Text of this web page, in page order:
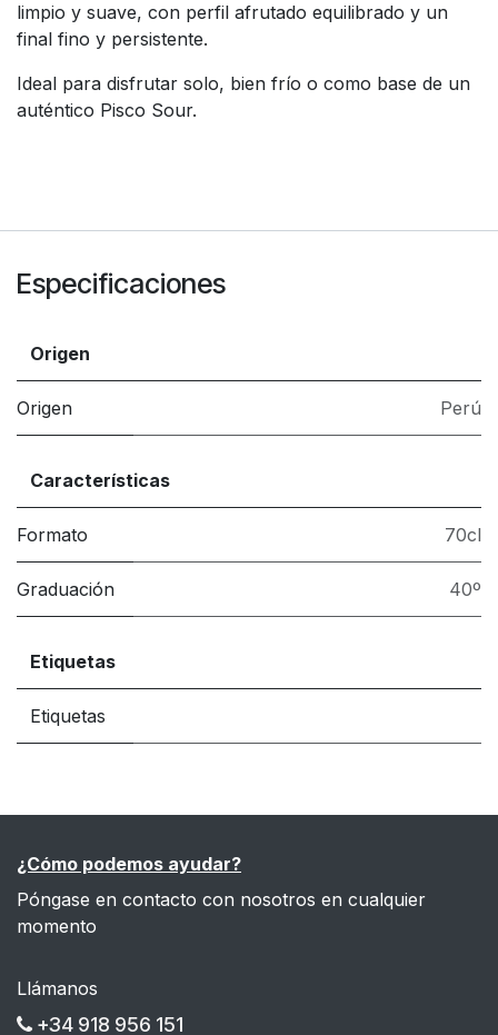
limpio y suave, con perfil afrutado equilibrado y un
final fino y persistente.
Ideal para disfrutar solo, bien frío o como base de un
auténtico Pisco Sour.
Especificaciones
Origen
Origen Perú
Características
Formato 70cl
Graduación 40º
Etiquetas
Etiquetas
¿Cómo podemos ayudar?
Póngase en contacto con nosotros en cualquier
momento
Llámanos
+34 918 956 151